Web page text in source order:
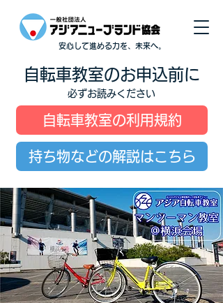
安心して進める力を、未来へ。
自転車教室のお申込前に
必ずお読みください
自転車教室の利用規約
持ち物などの解説はこちら